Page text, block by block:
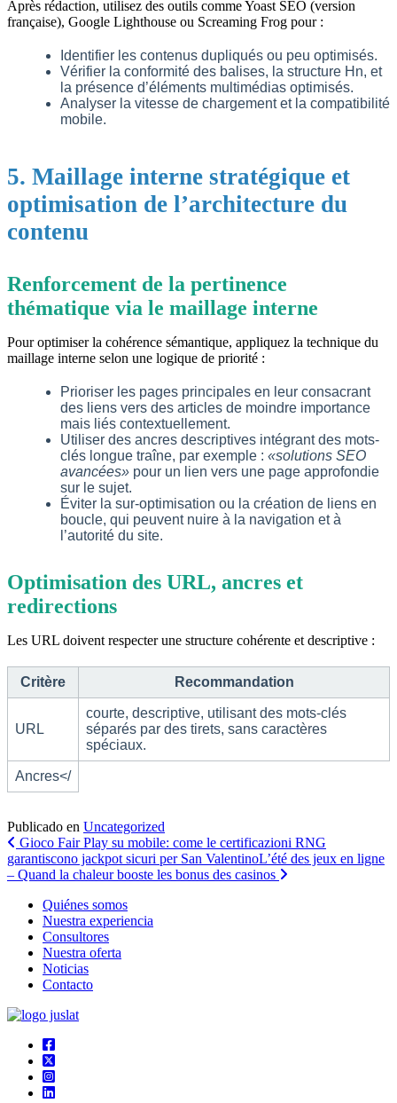
Après rédaction, utilisez des outils comme Yoast SEO (version
française), Google Lighthouse ou Screaming Frog pour :
Identifier les contenus dupliqués ou peu optimisés.
Vérifier la conformité des balises, la structure Hn, et
la présence d’éléments multimédias optimisés.
Analyser la vitesse de chargement et la compatibilité
mobile.
5. Maillage interne stratégique et
optimisation de l’architecture du
contenu
Renforcement de la pertinence
thématique via le maillage interne
Pour optimiser la cohérence sémantique, appliquez la technique du
maillage interne selon une logique de priorité :
Prioriser les pages principales en leur consacrant
des liens vers des articles de moindre importance
mais liés contextuellement.
Utiliser des ancres descriptives intégrant des mots-
clés longue traîne, par exemple : «solutions SEO
avancées» pour un lien vers une page approfondie
sur le sujet.
Éviter la sur-optimisation ou la création de liens en
boucle, qui peuvent nuire à la navigation et à
l’autorité du site.
Optimisation des URL, ancres et
redirections
Les URL doivent respecter une structure cohérente et descriptive :
Critère Recommandation
URL
courte, descriptive, utilisant des mots-clés
séparés par des tirets, sans caractères
spéciaux.
Ancres</
Publicado en Uncategorized
Navegación
de
entradas
Gioco Fair Play su mobile: come le certificazioni RNG
garantiscono jackpot sicuri per San ValentinoL’été des jeux en ligne
– Quand la chaleur booste les bonus des casinos
Quiénes somos
Nuestra experiencia
Consultores
Nuestra oferta
Noticias
Contacto